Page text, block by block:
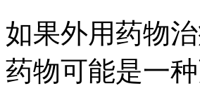
如果外用药物
药物可能是一